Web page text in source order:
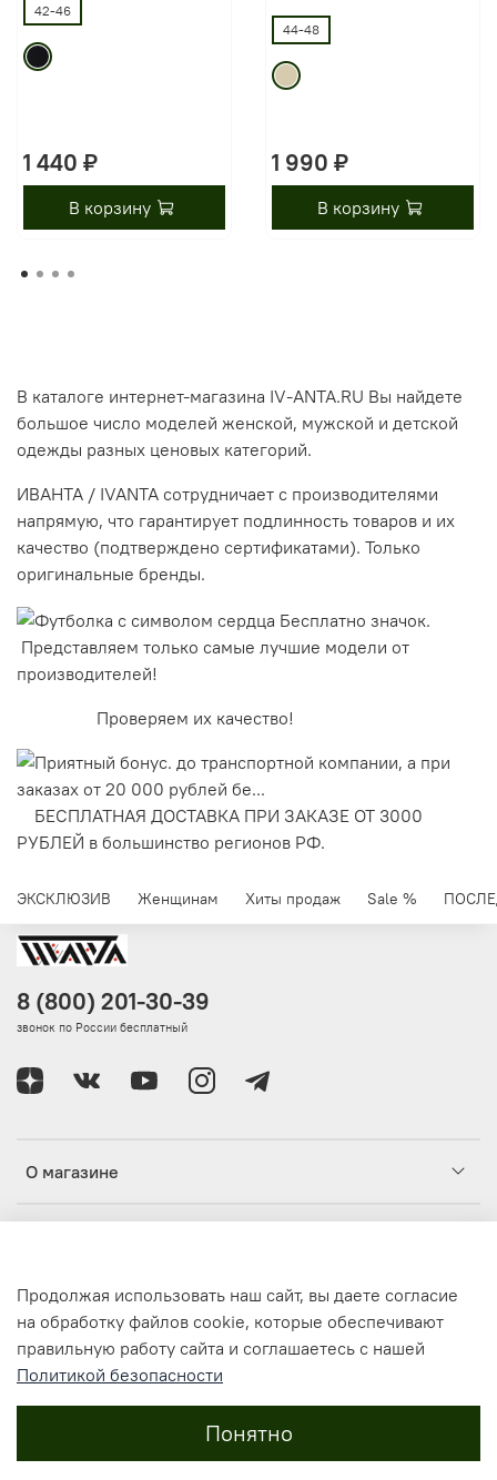
42-46
1 440 ₽
В корзину
44-48
1 990 ₽
В корзину
В каталоге интернет-магазина IV-ANTA.RU Вы найдете
большое число моделей женской, мужской и детской
одежды разных ценовых категорий.
ИВАНТА / IVANTA сотрудничает с производителями
напрямую, что гарантирует подлинность товаров и их
качество (подтверждено сертификатами). Только
оригинальные бренды.
Представляем только самые лучшие модели от
производителей!
Проверяем их качество!
БЕСПЛАТНАЯ ДОСТАВКА ПРИ ЗАКАЗЕ ОТ 3000
РУБЛЕЙ в большинство регионов РФ.
ЭКСКЛЮЗИВ Женщинам Хиты продаж Sale %
О магазине
Информация
8 (800) 201-30-39
звонок по России бесплатный
© 2021-2024, Интернет-магазин одежды и аксессуаров
ИВАНТА / IVANTA IV-ANTA.RU
Продолжая использовать наш сайт, вы даете согласие
на обработку файлов cookie, которые обеспечивают
правильную работу сайта и соглашаетесь с нашей
Политикой безопасности
Понятно